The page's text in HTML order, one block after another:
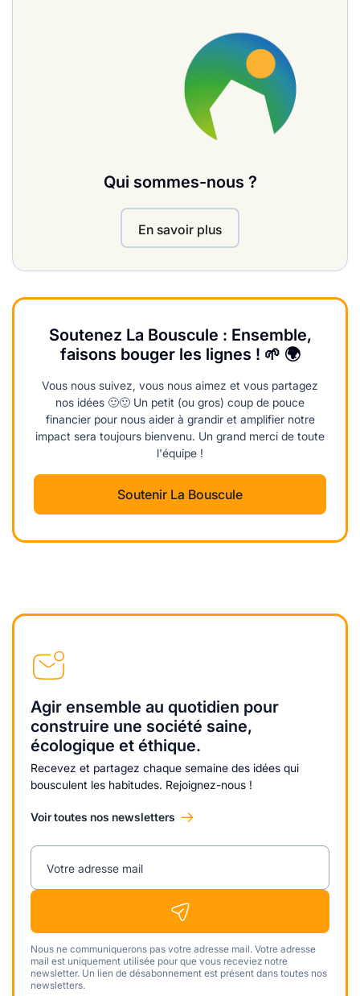
Qui sommes-nous ?
En savoir plus
Soutenez La Bouscule : Ensemble,
faisons bouger les lignes ! 🌱 🌍
Vous nous suivez, vous nous aimez et vous partagez
nos idées 🙂🙂 Un petit (ou gros) coup de pouce
financier pour nous aider à grandir et amplifier notre
impact sera toujours bienvenu. Un grand merci de toute
l'équipe !
Soutenir La Bouscule
Agir ensemble au quotidien pour
construire une société saine,
écologique et éthique.
Recevez et partagez chaque semaine des idées qui
bousculent les habitudes. Rejoignez-nous !
Voir toutes nos newsletters
Votre adresse mail
Nous ne communiquerons pas votre adresse mail. Votre adresse
mail est uniquement utilisée pour que vous receviez notre
newsletter. Un lien de désabonnement est présent dans toutes nos
newsletters.